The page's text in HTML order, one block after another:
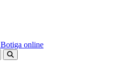
Botiga online